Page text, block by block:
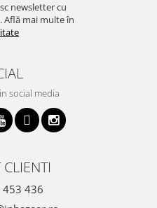
newsletter cu
Află mai multe în
social media
436